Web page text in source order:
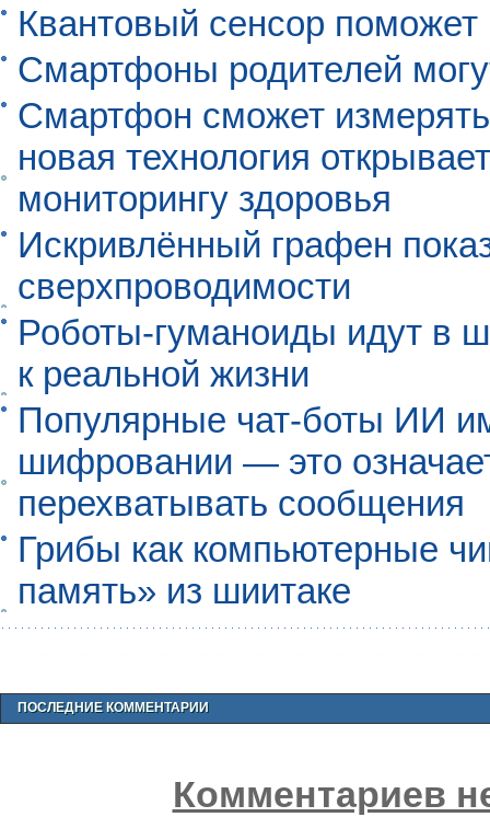
Квантовый сенсор
Смартфоны родителей
Смартфон сможет
новая технология
мониторингу здоровья
Искривлённый графен
сверхпроводимости
Роботы-гуманоиды идут в
к реальной жизни
Популярные чат-боты ИИ
шифровании — это
перехватывать сообщения
Грибы как компьютерные
память» из шиитаке
ПОСЛЕДНИЕ КОММЕНТАРИИ
Комментариев